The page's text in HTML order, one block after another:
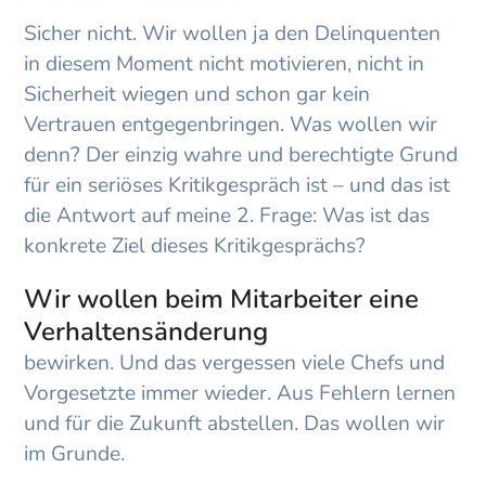
Sicher nicht. Wir wollen ja den Delinquenten
in diesem Moment nicht motivieren, nicht in
Sicherheit wiegen und schon gar kein
Vertrauen entgegenbringen. Was wollen wir
denn? Der einzig wahre und berechtigte Grund
für ein seriöses Kritikgespräch ist – und das ist
die Antwort auf meine 2. Frage: Was ist das
konkrete Ziel dieses Kritikgesprächs?
Wir wollen beim Mitarbeiter eine
Verhaltensänderung
bewirken. Und das vergessen viele Chefs und
Vorgesetzte immer wieder. Aus Fehlern lernen
und für die Zukunft abstellen. Das wollen wir
im Grunde.